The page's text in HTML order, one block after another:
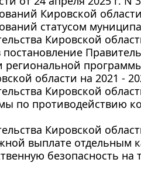
Кировской
статусом
Кировской
региональной
области на 2021 -
Кировской
по противодействию
Кировской
выплате отдельным
безопасность